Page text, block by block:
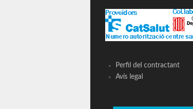
Perfil del contractant
Avís legal